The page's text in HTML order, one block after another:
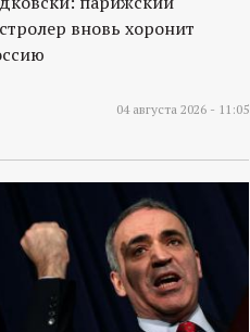
вновь хоронит
04 августа 2026 - 11:05